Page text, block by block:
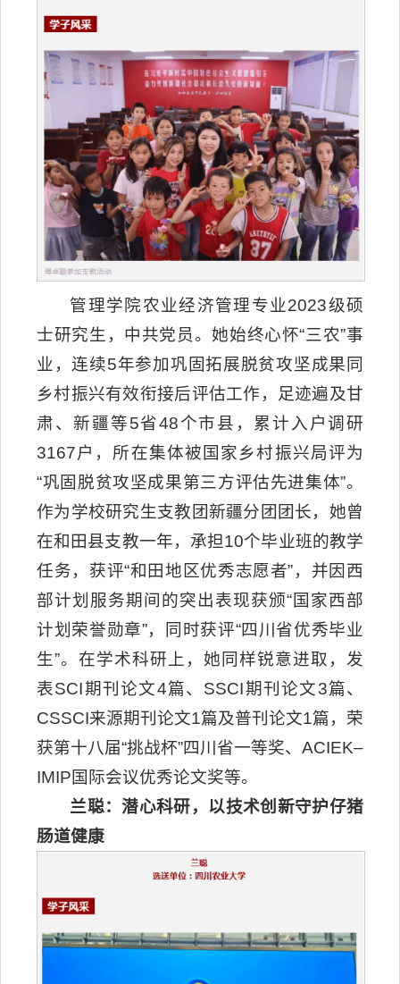
管理学院农业经济管理专业2023级硕
士研究生，中共党员。她始终心怀“三农”事
业，连续5年参加巩固拓展脱贫攻坚成果同
乡村振兴有效衔接后评估工作，足迹遍及甘
肃、新疆等5省48个市县，累计入户调研
3167户，所在集体被国家乡村振兴局评为
“巩固脱贫攻坚成果第三方评估先进集体”。
作为学校研究生支教团新疆分团团长，她曾
在和田县支教一年，承担10个毕业班的教学
任务，获评“和田地区优秀志愿者”，并因西
部计划服务期间的突出表现获颁“国家西部
计划荣誉勋章”，同时获评“四川省优秀毕业
生”。在学术科研上，她同样锐意进取，发
表SCI期刊论文4篇、SSCI期刊论文3篇、
CSSCI来源期刊论文1篇及普刊论文1篇，荣
获第十八届“挑战杯”四川省一等奖、ACIEK–
IMIP国际会议优秀论文奖等。
兰聪：潜心科研，以技术创新守护仔猪
肠道健康